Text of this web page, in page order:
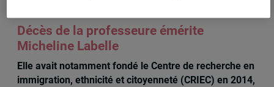
Décès de la professeure émérite
Micheline Labelle
Elle avait notamment fondé le Centre de recherche en
immigration, ethnicité et citoyenneté (CRIEC) en 2014,